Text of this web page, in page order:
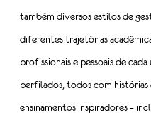
também diversos estilos de
diferentes trajetórias
profissionais e pessoais de cada
perfilados, todos com histórias
ensinamentos inspiradores –